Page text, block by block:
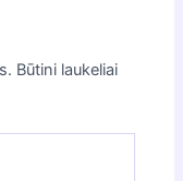
Būtini laukeliai